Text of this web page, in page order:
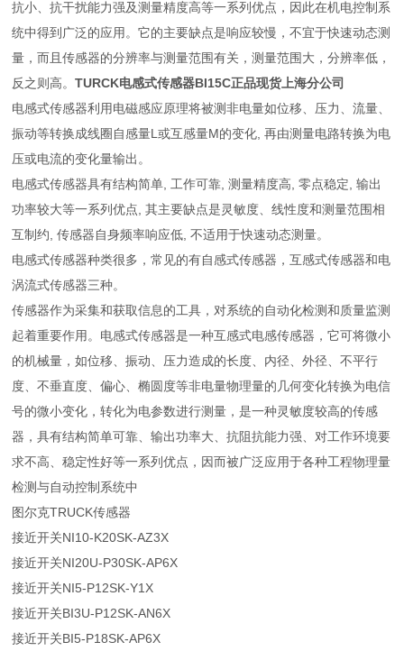
抗小、抗干扰能力强及测量精度高等一系列优点，因此在机电控制系
统中得到广泛的应用。它的主要缺点是响应较慢，不宜于快速动态测
量，而且传感器的分辨率与测量范围有关，测量范围大，分辨率低，
反之则高。TURCK电感式传感器BI15C正品现货上海分公司
电感式传感器利用电磁感应原理将被测非电量如位移、压力、流量、
振动等转换成线圈自感量L或互感量M的变化, 再由测量电路转换为电
压或电流的变化量输出。
电感式传感器具有结构简单, 工作可靠, 测量精度高, 零点稳定, 输出
功率较大等一系列优点, 其主要缺点是灵敏度、线性度和测量范围相
互制约, 传感器自身频率响应低, 不适用于快速动态测量。
电感式传感器种类很多，常见的有自感式传感器，互感式传感器和电
涡流式传感器三种。
传感器作为采集和获取信息的工具，对系统的自动化检测和质量监测
起着重要作用。电感式传感器是一种互感式电感传感器，它可将微小
的机械量，如位移、振动、压力造成的长度、内径、外径、不平行
度、不垂直度、偏心、椭圆度等非电量物理量的几何变化转换为电信
号的微小变化，转化为电参数进行测量，是一种灵敏度较高的传感
器，具有结构简单可靠、输出功率大、抗阻抗能力强、对工作环境要
求不高、稳定性好等一系列优点，因而被广泛应用于各种工程物理量
检测与自动控制系统中
图尔克TRUCK传感器
接近开关NI10-K20SK-AZ3X
接近开关NI20U-P30SK-AP6X
接近开关NI5-P12SK-Y1X
接近开关BI3U-P12SK-AN6X
接近开关BI5-P18SK-AP6X